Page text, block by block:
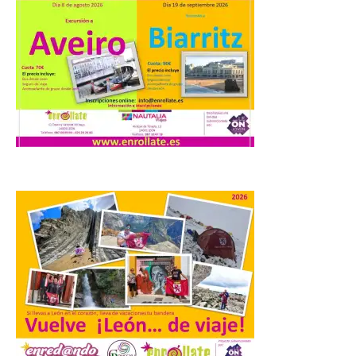
Turismo de Extremadura
impulsa nuevas
iniciativas relacionadas
con el trío de eclipses para
afianzar a Extremadura
como referente en
astroturismo
8 Ago 2026
uno de los cielos
estrellados con menor
contaminación lumínica
de Europa, un recurso
natural que permite disfrutar de
actividades de astroturismo durante todo
el año. La Dirección General de Turismo
ha puesto en marcha diversas iniciativas
relacionadas […]